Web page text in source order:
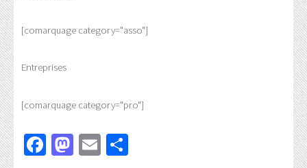
[comarquage category="asso"]
Entreprises
[comarquage category="pro"]
Facebook
Mastodon
Email